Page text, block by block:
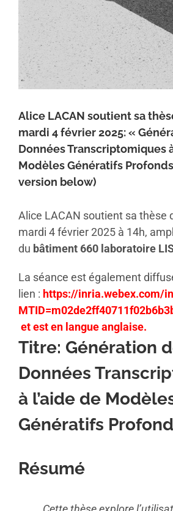
Alice LACAN soutient sa
mardi 4 février 2025: «
Données Transcriptomiques
Modèles Génératifs
version below)
Alice LACAN soutient sa thèse
mardi 4 février 2025 à 14h,
du bâtiment 660 laboratoire
La séance est également
lien : https://inria.webex.com/
et est en langue anglaise.
Titre: Génération
Données
à l’aide de
Génératifs
Résumé